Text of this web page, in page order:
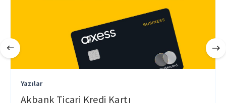
Yazılar
Akbank Ticari Kredi Kartı